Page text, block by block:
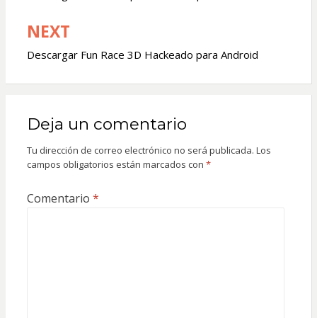
entradas
NEXT
Descargar Fun Race 3D Hackeado para Android
Deja un comentario
Tu dirección de correo electrónico no será publicada. Los
campos obligatorios están marcados con *
Comentario *